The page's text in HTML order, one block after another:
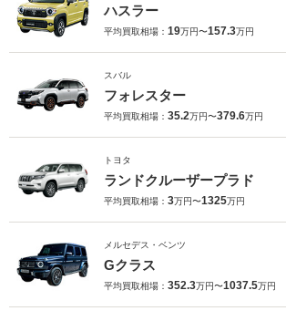
ハスラー
平均買取相場： 19万円〜157.3万円
スバル
フォレスター
平均買取相場： 35.2万円〜379.6万円
トヨタ
ランドクルーザープラド
平均買取相場： 3万円〜1325万円
メルセデス・ベンツ
Gクラス
平均買取相場： 352.3万円〜1037.5万円